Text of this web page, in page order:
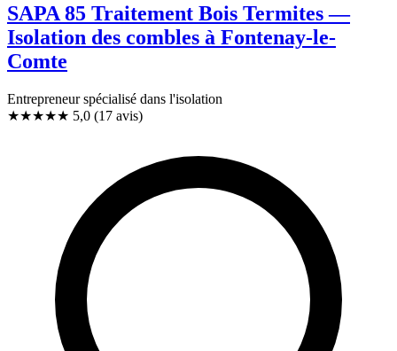
SAPA 85 Traitement Bois Termites —
Isolation des combles à Fontenay-le-
Comte
Entrepreneur spécialisé dans l'isolation
★★★★★ 5,0 (17 avis)